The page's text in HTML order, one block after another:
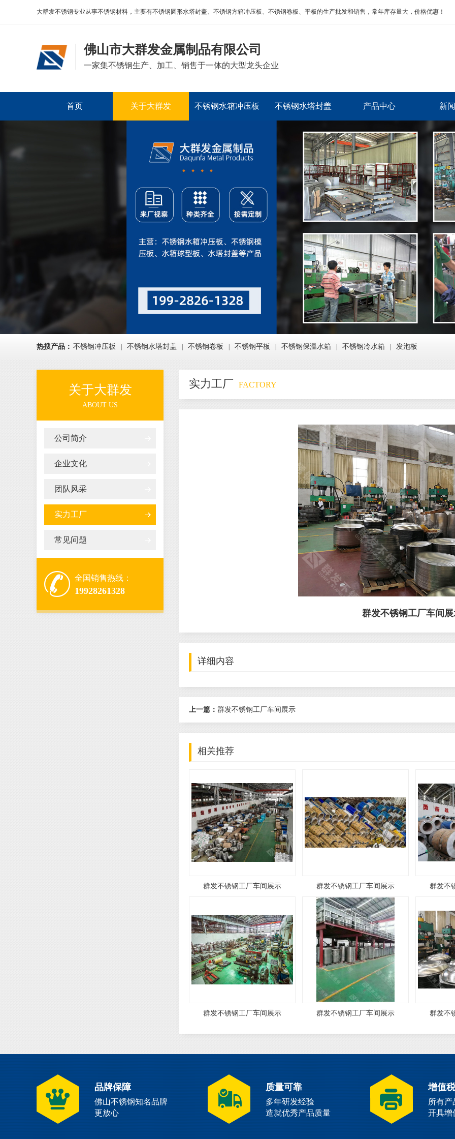
大群发不锈钢专业从事不锈钢材料，主要有不锈钢圆形水塔封盖、不锈钢方箱冲压板、不锈钢卷板、平板的生产批发和销售，常年库存量大，价格优惠！
佛山市大群发金属制品有限公司
一家集不锈钢生产、加工、销售于一体的大型龙头企业
首页 关于大群发 不锈钢水箱冲压板 不锈钢水塔封盖 产品中心 新
热搜产品： 不锈钢冲压板 不锈钢水塔封盖 不锈钢卷板 不锈钢平板 不锈钢保温水箱 不锈钢冷水箱 发泡板
关于大群发
ABOUT US
公司简介
企业文化
团队风采
实力工厂
常见问题
全国销售热线：
19928261328
实力工厂 FACTORY
群发不锈钢工厂车间
详细内容
上一篇： 群发不锈钢工厂车间展示
相关推荐
群发不锈钢工厂车间展示 群发不锈钢工厂车间展示 群发不
群发不锈钢工厂车间展示 群发不锈钢工厂车间展示 群发不
品牌保障
佛山不锈钢知名品牌
更放心
质量可靠
多年研发经验
造就优秀产品质量
增值
所有产
开具增